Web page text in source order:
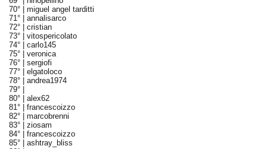
70° | miguel angel tarditti
71° | annalisarco
72° | cristian
73° | vitospericolato
74° | carlo145
75° | veronica
76° | sergiofi
77° | elgatoloco
78° | andrea1974
79° |
80° | alex62
81° | francescoizzo
82° | marcobrenni
83° | ziosam
84° | francescoizzo
85° | ashtray_bliss